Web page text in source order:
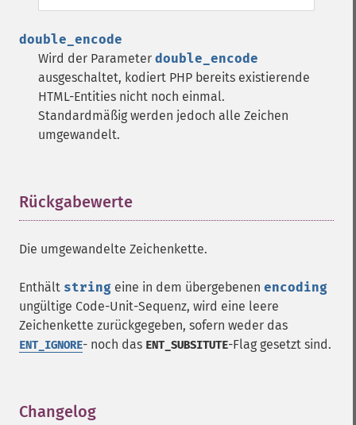
double_encode
Wird der Parameter double_encode
ausgeschaltet, kodiert PHP bereits existierende
HTML-Entities nicht noch einmal.
Standardmäßig werden jedoch alle Zeichen
umgewandelt.
Rückgabewerte
Die umgewandelte Zeichenkette.
Enthält string eine in dem übergebenen encoding
ungültige Code-Unit-Sequenz, wird eine leere
Zeichenkette zurückgegeben, sofern weder das
ENT_IGNORE- noch das ENT_SUBSITUTE-Flag gesetzt sind.
Changelog